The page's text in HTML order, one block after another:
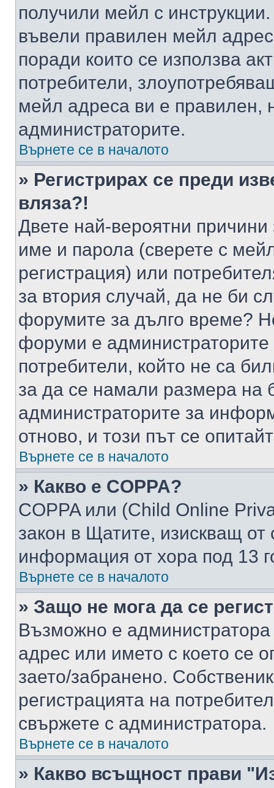
получили мейл с
въвели правилен мейл
поради които се използва
потребители,
мейл адреса ви е правилен,
администраторите.
Върнете се в началото
» Регистрирах се преди
вляза?!
Двете най-вероятни
име и парола (сверете с
регистрация) или
за втория случай, да не би
форумите за дълго време?
форуми е администраторите
потребители, който не са
за да се намали размера на
администраторите за
отново, и този път се
Върнете се в началото
» Какво е COPPA?
COPPA или (Child Online
закон в Щатите, изискващ от
информация от хора под 13
Върнете се в началото
» Защо не мога да се
Възможно е
адрес или името с което се
заето/забранено.
регистрацията на
свържете с администратора.
Върнете се в началото
» Какво всъщност прави